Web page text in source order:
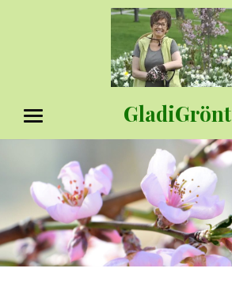
GladiGrönt
MENY